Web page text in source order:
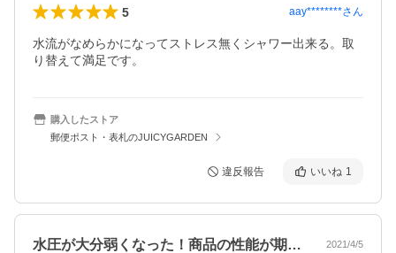
5 aay********さん
水流がなめらかになってストレス無くシャワー出来る。取
り替えて満足です。
購入したストア
郵便ポスト・表札のJUICYGARDEN
違反報告 いいね 1
水圧が大分弱くなった！商品の性能が期待… 2021/4/5